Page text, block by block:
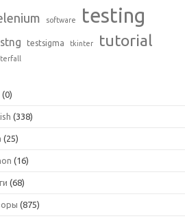
software testing
testsigma tkinter tutorial
(0)
(338)
(25)
(16)
(68)
(875)